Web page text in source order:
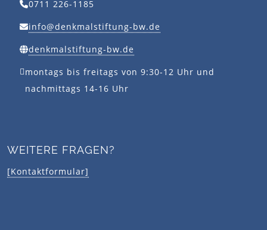
0711 226-1185
info@denkmalstiftung-bw.de
denkmalstiftung-bw.de
montags bis freitags von 9:30-12 Uhr und
nachmittags 14-16 Uhr
WEITERE FRAGEN?
[Kontaktformular]